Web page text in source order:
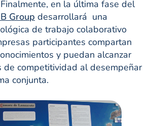
en la última fase del
Group desarrollará una
de trabajo colaborativo
participantes compartan
y puedan alcanzar
de competitividad al desempeñar
conjunta.